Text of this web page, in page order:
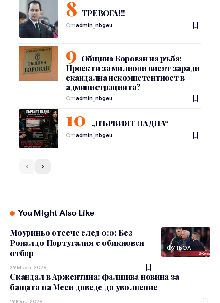
ТРЕВОГА!!!
Отadmin_nbgeu
Община Борован на ръба:
Проекти за милиони висят заради
скандална некомпетентност в
администрацията?
Отadmin_nbgeu
„ПЪРВИЯТ ПАДНА“
Отadmin_nbgeu
You Might Also Like
ФУТБОЛ
Моуриньо отсече след 0:0: Без
Роналдо Португалия е обикновен
отбор
29 Март, 2026
Скандал в Аржентина: фалшива новина за
бащата на Меси доведе до уволнение
19 Юни, 2026